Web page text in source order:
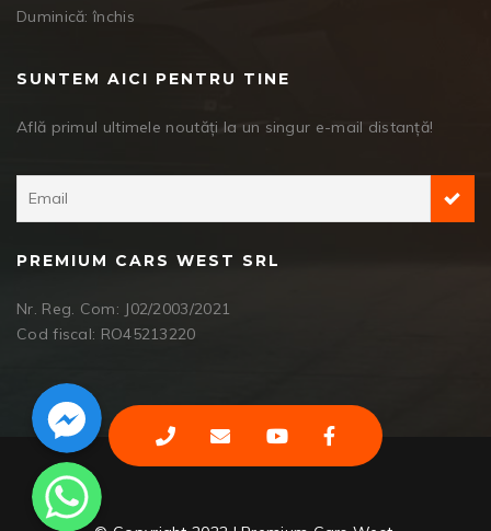
Duminică: închis
SUNTEM AICI PENTRU TINE
Află primul ultimele noutăți la un singur e-mail distanță!
PREMIUM CARS WEST SRL
Nr. Reg. Com: J02/2003/2021
Cod fiscal: RO45213220
Facebook Messenger
WhatsApp